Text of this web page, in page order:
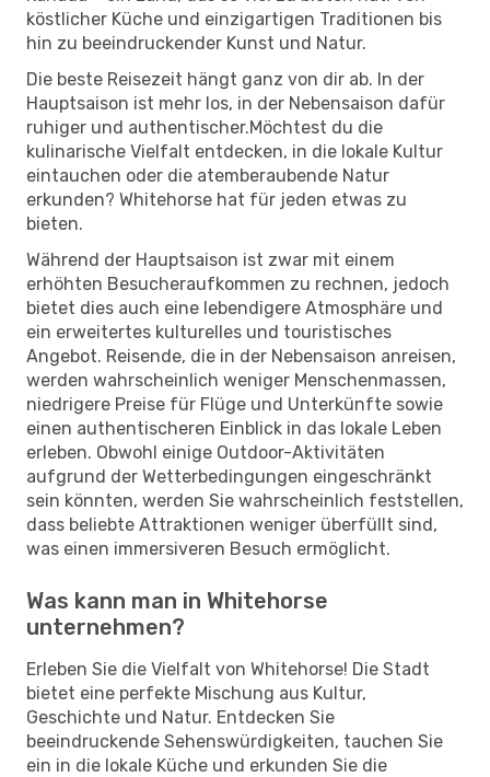
köstlicher Küche und einzigartigen Traditionen bis
hin zu beeindruckender Kunst und Natur.
Die beste Reisezeit hängt ganz von dir ab. In der
Hauptsaison ist mehr los, in der Nebensaison dafür
ruhiger und authentischer.Möchtest du die
kulinarische Vielfalt entdecken, in die lokale Kultur
eintauchen oder die atemberaubende Natur
erkunden? Whitehorse hat für jeden etwas zu
bieten.
Während der Hauptsaison ist zwar mit einem
erhöhten Besucheraufkommen zu rechnen, jedoch
bietet dies auch eine lebendigere Atmosphäre und
ein erweitertes kulturelles und touristisches
Angebot. Reisende, die in der Nebensaison anreisen,
werden wahrscheinlich weniger Menschenmassen,
niedrigere Preise für Flüge und Unterkünfte sowie
einen authentischeren Einblick in das lokale Leben
erleben. Obwohl einige Outdoor-Aktivitäten
aufgrund der Wetterbedingungen eingeschränkt
sein könnten, werden Sie wahrscheinlich feststellen,
dass beliebte Attraktionen weniger überfüllt sind,
was einen immersiveren Besuch ermöglicht.
Was kann man in Whitehorse
unternehmen?
Erleben Sie die Vielfalt von Whitehorse! Die Stadt
bietet eine perfekte Mischung aus Kultur,
Geschichte und Natur. Entdecken Sie
beeindruckende Sehenswürdigkeiten, tauchen Sie
ein in die lokale Küche und erkunden Sie die